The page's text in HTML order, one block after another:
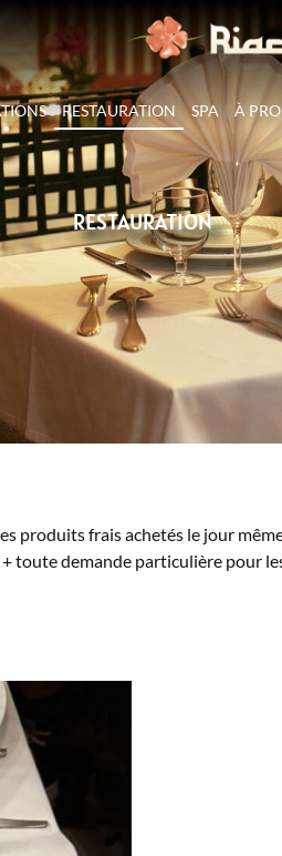
RESTAURATION SPA À
RESTAURATION
produits frais achetés le jour
demande particulière pour